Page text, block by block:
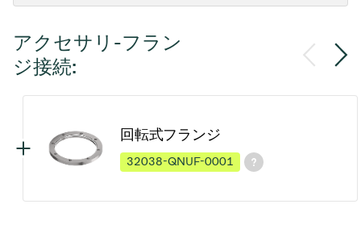
アクセサリ-フラン
ジ接続:
回転式フランジ
32038-QNUF-0001